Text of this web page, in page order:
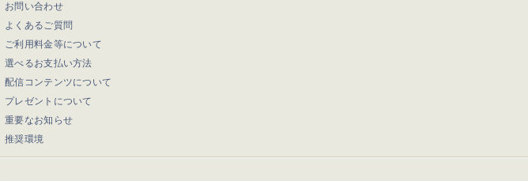
お問い合わせ
よくあるご質問
ご利用料金等について
選べるお支払い方法
配信コンテンツについて
プレゼントについて
重要なお知らせ
推奨環境